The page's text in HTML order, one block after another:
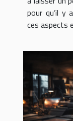
pour qu’il y
ces aspects